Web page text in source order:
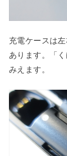
充電ケースは
あります。「
みえます。